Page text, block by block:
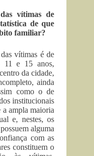
vítimas de
de que
familiar?
vítimas é de
11 e 15 anos,
da cidade,
ainda
como o de
institucionais
a ampla maioria
e, nestes, os
alguma
com as
constituem o